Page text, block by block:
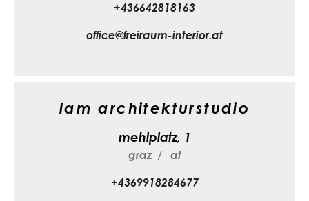
+436642818163
office@freiraum-interior.at
lam architekturstudio
mehlplatz, 1
graz
at
+4369918284677